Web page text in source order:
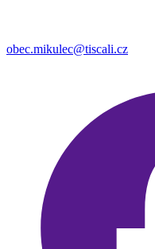
obec.mikulec@tiscali.cz